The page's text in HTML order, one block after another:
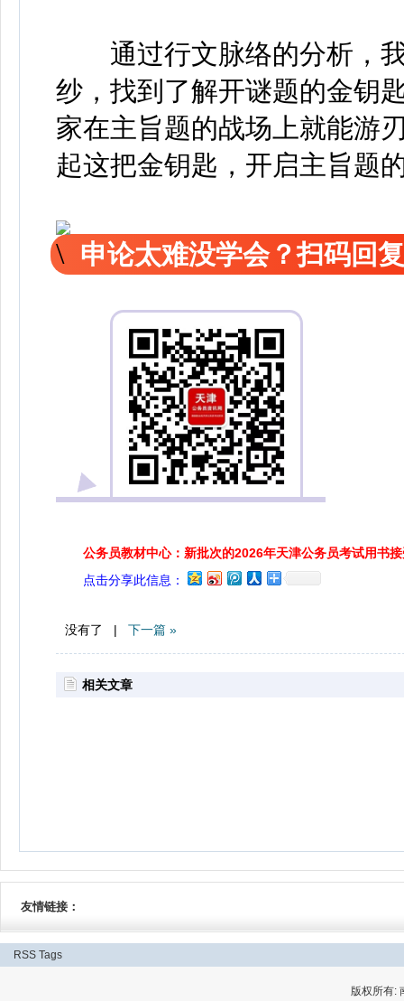
通过行文脉络的分析，我
纱，找到了解开谜题的金钥
家在主旨题的战场上就能游
起这把金钥匙，开启主旨题
申论太难没学会？扫码回
公务员教材中心：新批次的2026年天津公务员考试用书
点击分享此信息：
没有了 | 下一篇 »
相关文章
友情链接：
RSS Tags
版权所有: